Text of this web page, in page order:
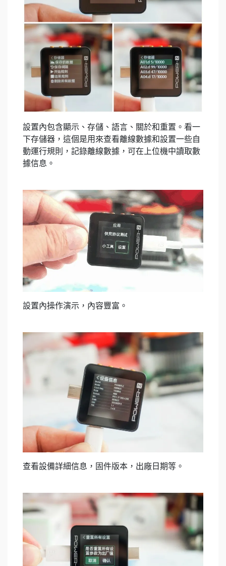
設置內包含顯示、存儲、語言、關於和重置。看一
下存儲器，這個是用來查看離線數據和設置一些自
動運行規則，記錄離線數據，可在上位機中讀取數
據信息。
設置內操作演示，內容豐富。
查看設備詳細信息，固件版本，出廠日期等。